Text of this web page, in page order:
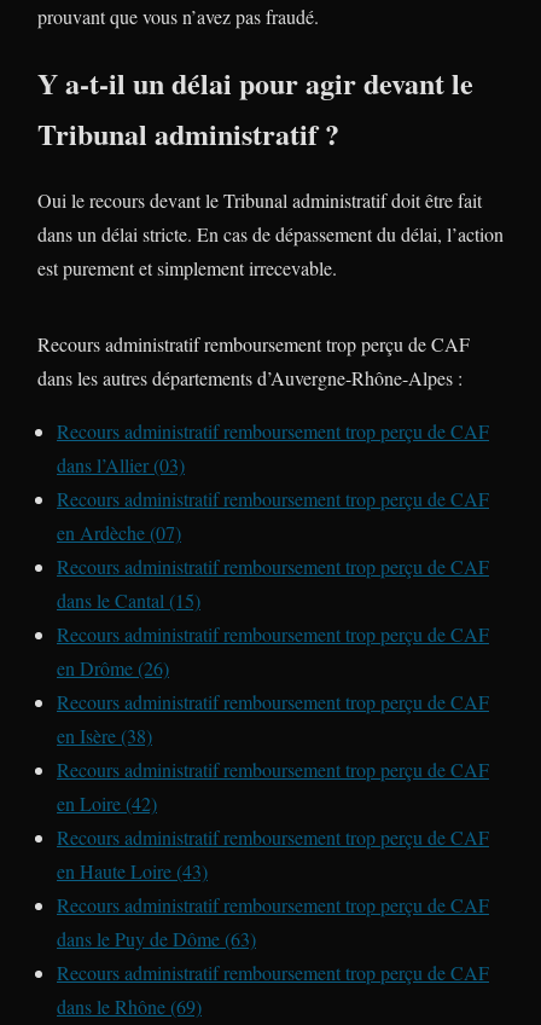
prouvant que vous n’avez pas fraudé.
Y a-t-il un délai pour agir devant le
Tribunal administratif ?
Oui le recours devant le Tribunal administratif doit être fait
dans un délai stricte. En cas de dépassement du délai, l’action
est purement et simplement irrecevable.
Recours administratif remboursement trop perçu de CAF
dans les autres départements d’Auvergne-Rhône-Alpes :
Recours administratif remboursement trop perçu de CAF
dans l’Allier (03)
Recours administratif remboursement trop perçu de CAF
en Ardèche (07)
Recours administratif remboursement trop perçu de CAF
dans le Cantal (15)
Recours administratif remboursement trop perçu de CAF
en Drôme (26)
Recours administratif remboursement trop perçu de CAF
en Isère (38)
Recours administratif remboursement trop perçu de CAF
en Loire (42)
Recours administratif remboursement trop perçu de CAF
en Haute Loire (43)
Recours administratif remboursement trop perçu de CAF
dans le Puy de Dôme (63)
Recours administratif remboursement trop perçu de CAF
dans le Rhône (69)